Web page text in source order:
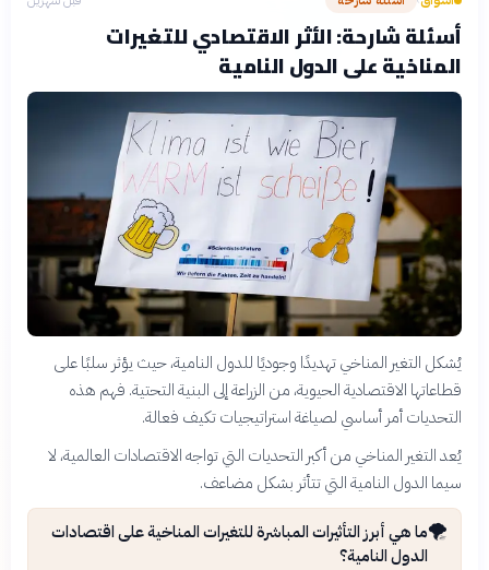
أسئلة شارحة: الأثر الاقتصادي للتغيرات
المناخية على الدول النامية
يُشكل التغير المناخي تهديدًا وجوديًا للدول النامية، حيث يؤثر سلبًا على
قطاعاتها الاقتصادية الحيوية، من الزراعة إلى البنية التحتية. فهم هذه
التحديات أمر أساسي لصياغة استراتيجيات تكيف فعالة.
يُعد التغير المناخي من أكبر التحديات التي تواجه الاقتصادات العالمية، لا
سيما الدول النامية التي تتأثر بشكل مضاعف.
🌪️ما هي أبرز التأثيرات المباشرة للتغيرات المناخية على اقتصادات
الدول النامية؟